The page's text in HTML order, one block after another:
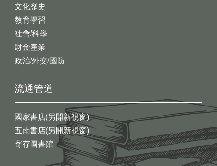
文化歷史
教育學習
社會/科學
財金產業
政治/外交/國防
流通管道
國家書店(另開新視窗)
五南書店(另開新視窗)
寄存圖書館